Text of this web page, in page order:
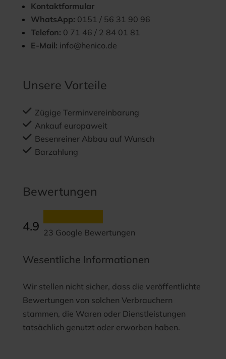
Kontaktformular
WhatsApp: 0151 / 56 31 90 96
Telefon: 0 71 46 / 2 84 01 81
E-Mail: info@henico.de
Unsere Vorteile
Zügige Terminvereinbarung
Ankauf europaweit
Besenreiner Abbau auf Wunsch
Barzahlung
Bewertungen
4.9 23 Google Bewertungen
Wesentliche Informationen
Wir stellen nicht sicher, dass die veröffentlichte
Bewertungen von solchen Verbrauchern
stammen, die Waren oder Dienstleistungen
tatsächlich genutzt oder erworben haben.